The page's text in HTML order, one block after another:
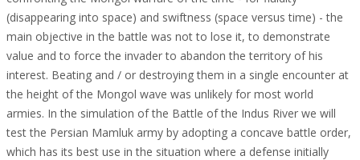
(disappearing into space) and swiftness (space versus time) - the
main objective in the battle was not to lose it, to demonstrate
value and to force the invader to abandon the territory of his
interest. Beating and / or destroying them in a single encounter at
the height of the Mongol wave was unlikely for most world
armies. In the simulation of the Battle of the Indus River we will
test the Persian Mamluk army by adopting a concave battle order,
which has its best use in the situation where a defense initially